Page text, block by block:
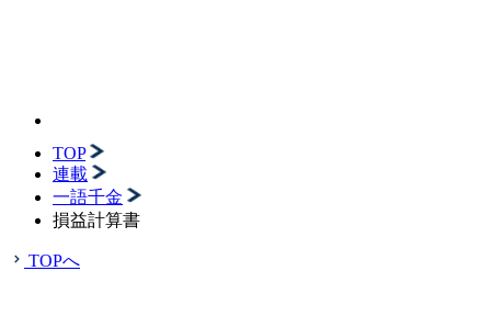
TOP
連載
一語千金
損益計算書
TOPへ